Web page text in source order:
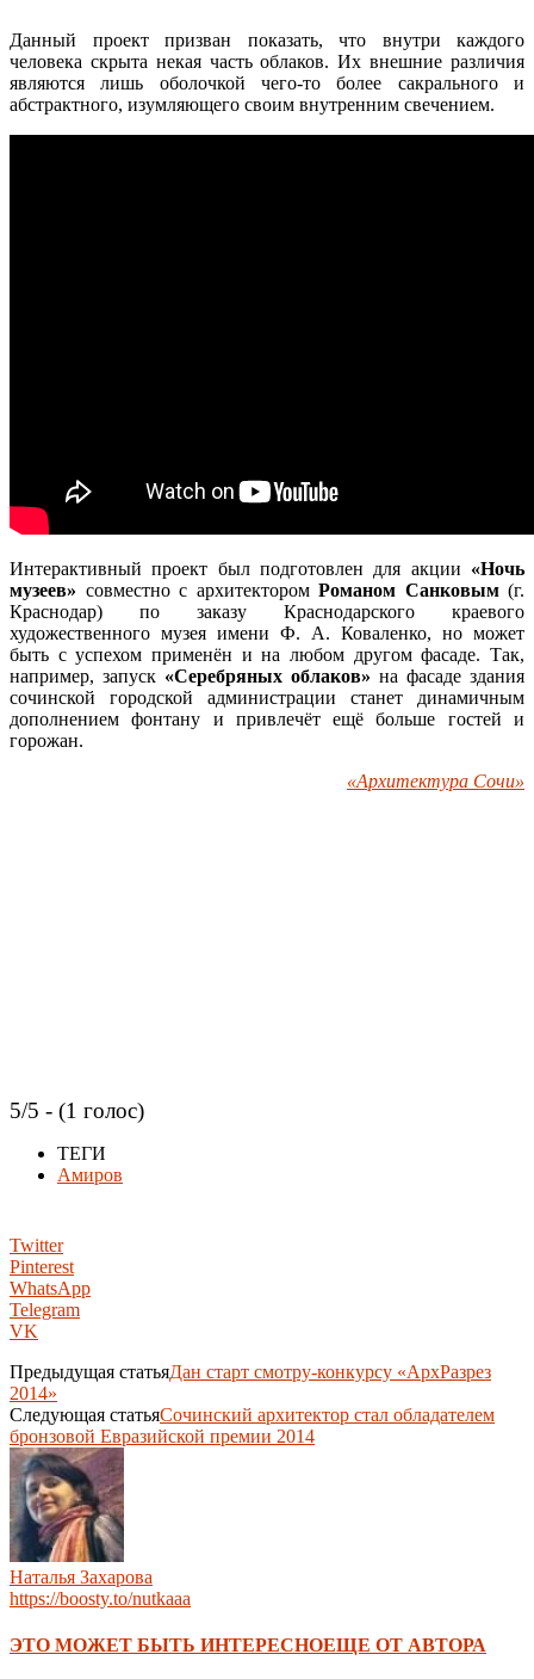
Данный проект призван показать, что внутри каждого
человека скрыта некая часть облаков. Их внешние различия
являются лишь оболочкой чего-то более сакрального и
абстрактного, изумляющего своим внутренним свечением.
Интерактивный проект был подготовлен для акции «Ночь
музеев» совместно с архитектором Романом Санковым(г.
Краснодар) по заказу Краснодарского краевого
художественного музея имени Ф. А. Коваленко, но может
быть с успехом применён и на любом другом фасаде. Так,
например, запуск «Серебряных облаков» на фасаде здания
сочинской городской администрации станет динамичным
дополнением фонтану и привлечёт ещё больше гостей и
горожан.
«Архитектура Сочи»
5/5 - (1 голос)
ТЕГИ
Амиров
Twitter
Pinterest
WhatsApp
Telegram
VK
Предыдущая статьяДан старт смотру-конкурсу «АрхРазрез
2014»
Следующая статьяСочинский архитектор стал обладателем
бронзовой Евразийской премии 2014
Наталья Захарова
https://boosty.to/nutkaaa
ЭТО МОЖЕТ БЫТЬ ИНТЕРЕСНОЕЩЕ ОТ АВТОРА